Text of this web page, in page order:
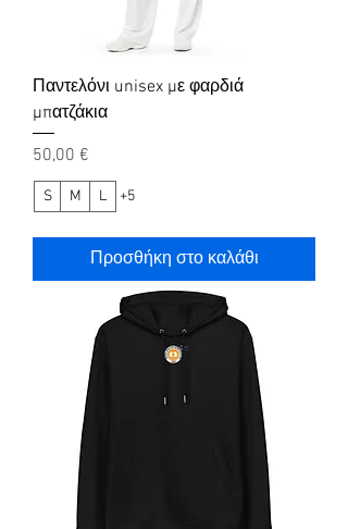
Παντελόνι unisex με φαρδιά
μπατζάκια
Τιμή
50,00 €
S M L +5
Προσθήκη στο καλάθι